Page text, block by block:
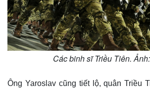
Các binh sĩ Triều Tiên.
Ông Yaroslav cũng tiết lộ, quân Triều